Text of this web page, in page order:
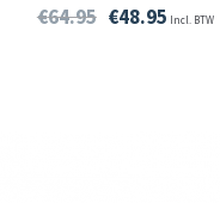
DE
€64.95 €48.95 Incl. BTW